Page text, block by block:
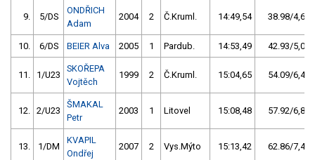
9. 5/DS
ONDŘICH
Adam
2004 2 Č.Kruml. 14:49,54 38.98/4,6
10. 6/DS BEIER Alva 2005 1 Pardub. 14:53,49 42.93/5,0
11. 1/U23
SKOŘEPA
Vojtěch
1999 2 Č.Kruml. 15:04,65 54.09/6,4
12. 2/U23
ŠMAKAL
Petr
2003 1 Litovel 15:08,48 57.92/6,8
13. 1/DM
KVAPIL
Ondřej
2007 2 Vys.Mýto 15:13,42 62.86/7,4